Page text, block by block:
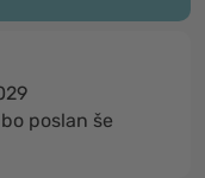
poslan še